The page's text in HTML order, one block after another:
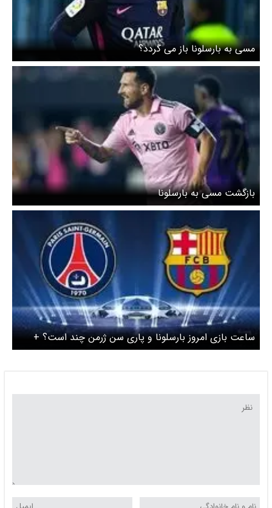
مسی به بارسلونا باز می گردد؟
بازگشت مسی به بارسلونا
ساعت بازی امروز بارسلونا و پاری سن ژرمن چند است؟ +
لینک پخش زنده